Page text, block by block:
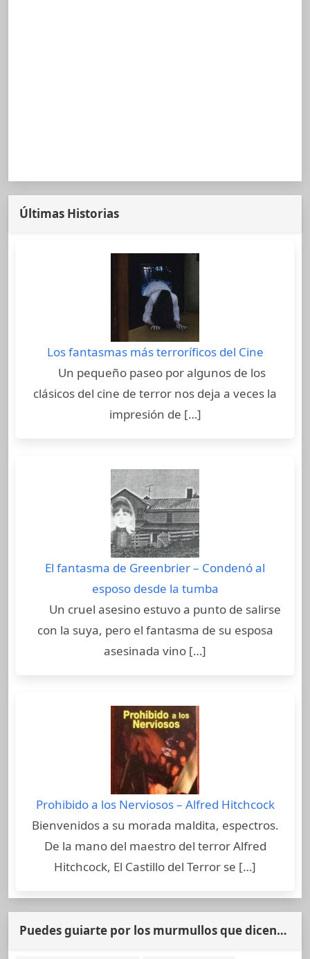
Últimas Historias
Los fantasmas más terroríficos del Cine
Un pequeño paseo por algunos de los
clásicos del cine de terror nos deja a veces la
impresión de […]
El fantasma de Greenbrier – Condenó al
esposo desde la tumba
Un cruel asesino estuvo a punto de salirse
con la suya, pero el fantasma de su esposa
asesinada vino […]
Prohibido a los Nerviosos – Alfred Hitchcock
Bienvenidos a su morada maldita, espectros.
De la mano del maestro del terror Alfred
Hitchcock, El Castillo del Terror se […]
Puedes guiarte por los murmullos que dicen…